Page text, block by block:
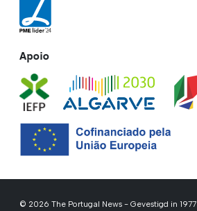
Apoio
© 2026 The Portugal News - Gevestigd in 1977